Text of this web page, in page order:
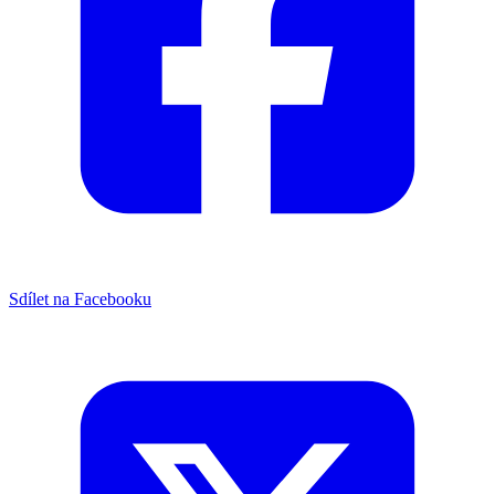
Sdílet na Facebooku